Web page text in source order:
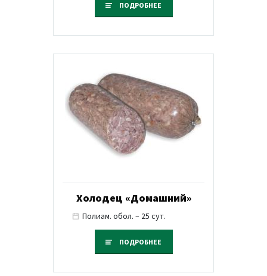
ПОДРОБНЕЕ
Холодец «Домашний»
Полиам. обол. – 25 сут.
ПОДРОБНЕЕ